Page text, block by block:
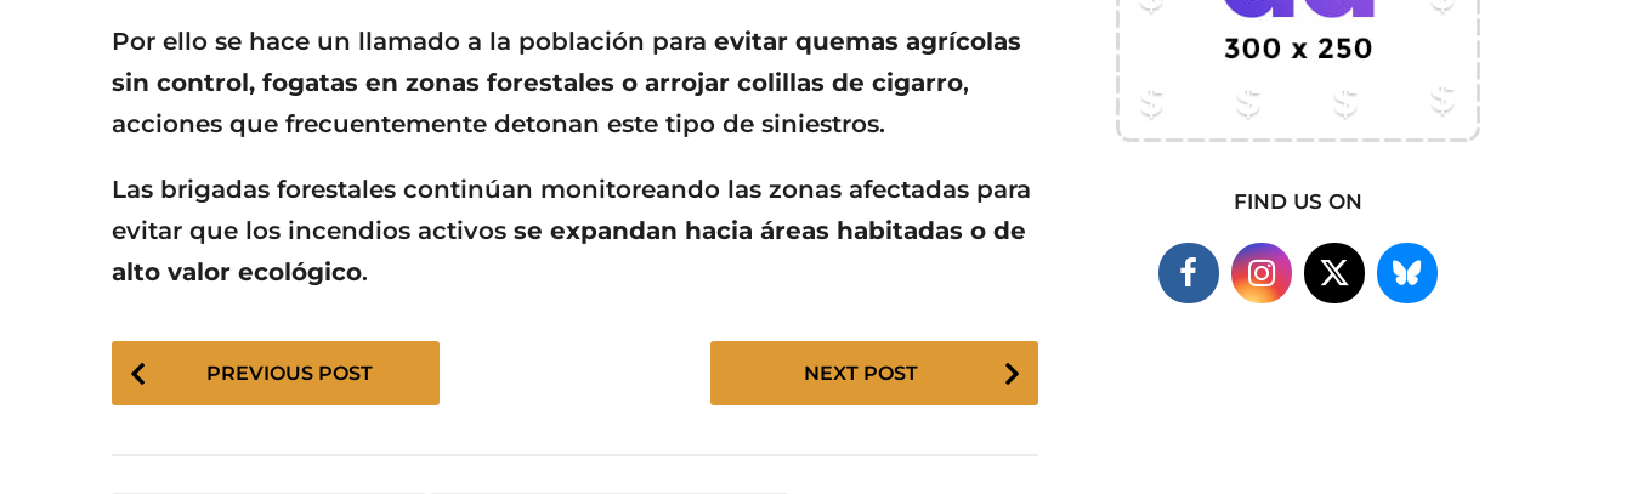
Por ello se hace un llamado a la población para evitar quemas agrícolas
sin control, fogatas en zonas forestales o arrojar colillas de cigarro,
acciones que frecuentemente detonan este tipo de siniestros.
Las brigadas forestales continúan monitoreando las zonas afectadas para
evitar que los incendios activos se expandan hacia áreas habitadas o de
alto valor ecológico.
P
PREVIOUS POST NEXT POST
FIND US ON